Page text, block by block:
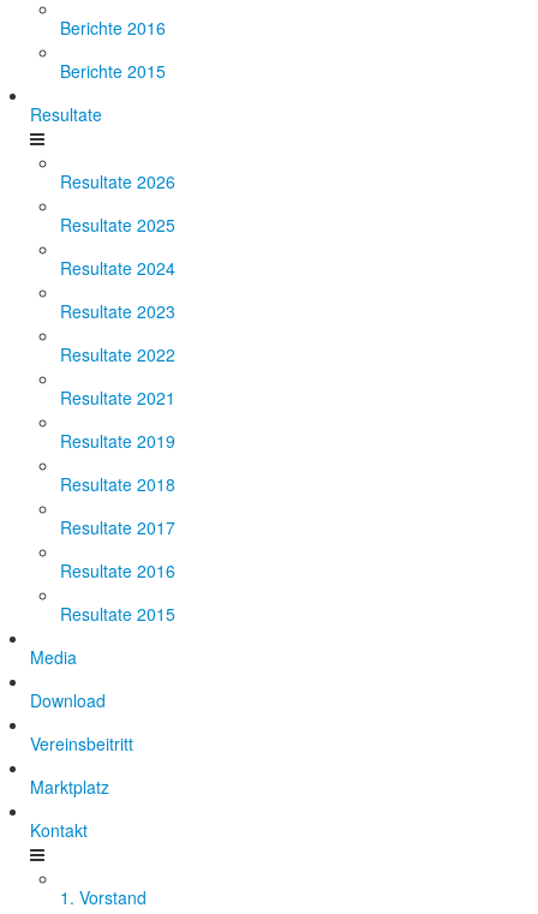
Berichte 2016
Berichte 2015
Resultate
Resultate 2026
Resultate 2025
Resultate 2024
Resultate 2023
Resultate 2022
Resultate 2021
Resultate 2019
Resultate 2018
Resultate 2017
Resultate 2016
Resultate 2015
Media
Download
Vereinsbeitritt
Marktplatz
Kontakt
1. Vorstand